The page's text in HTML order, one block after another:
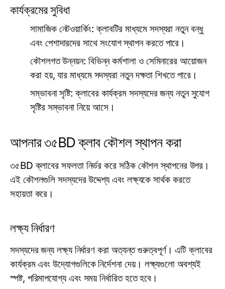
কার্যক্রমের সুবিধা
সামাজিক নেটওয়ার্কিং: ক্লাবটির মাধ্যমে সদস্যরা নতুন বন্ধু
এবং পেশাদারদের সাথে সংযোগ স্থাপন করতে পারে।
কৌশলগত উন্নয়ন: বিভিন্ন কর্মশালা ও সেমিনারের আয়োজন
করা হয়, যার মাধ্যমে সদস্যরা নতুন দক্ষতা শিখতে পারে।
সম্ভাবনা সৃষ্টি: ক্লাবের কার্যক্রম সদস্যদের জন্য নতুন সুযোগ
সৃষ্টির সম্ভাবনা নিয়ে আসে।
আপনার ৩৫BD ক্লাব কৌশল স্থাপন করা
৩৫BD ক্লাবের সফলতা নির্ভর করে সঠিক কৌশল স্থাপনের উপর।
এই কৌশলগুলি সদস্যদের উদ্দেশ্য এবং লক্ষ্যকে সার্থক করতে
সহায়তা করে।
লক্ষ্য নির্ধারণ
সদস্যদের জন্য লক্ষ্য নির্ধারণ করা অত্যন্ত গুরুত্বপূর্ণ। এটি ক্লাবের
কার্যক্রম এবং উদ্যোগগুলিকে নির্দেশনা দেয়। লক্ষ্যগুলো অবশ্যই
স্পষ্ট, পরিমাপযোগ্য এবং সময় নির্ধারিত হতে হবে।